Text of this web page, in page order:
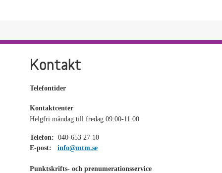
Kontakt
Telefontider
Kontaktcenter
Helgfri måndag till fredag 09:00-11:00
Telefon: 040-653 27 10
E-post:
info@mtm.se
Punktskrifts- och prenumerationsservice